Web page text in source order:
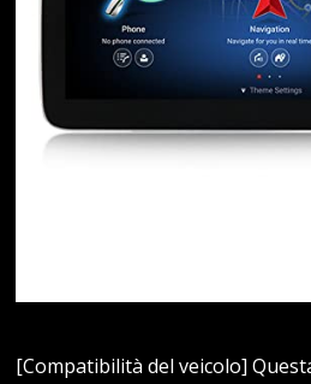
[Compatibilità del veicolo]